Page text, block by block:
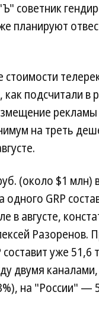
советник
планируют
подсчитали в
рекламы
на треть
(около $1 млн)
GRP
августе,
Разоренов.
уже
двумя
на "России" —